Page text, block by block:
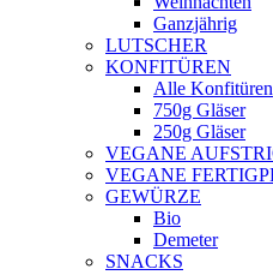
Ganzjährig
LUTSCHER
KONFITÜREN
Alle Konfitüren
750g Gläser
250g Gläser
VEGANE
VEGANE
GEWÜRZE
Bio
Demeter
SNACKS